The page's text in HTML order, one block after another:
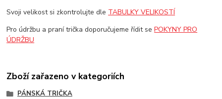
Svoji velikost si zkontrolujte dle TABULKY VELIKOSTÍ
Pro údržbu a praní trička doporučujeme řídit sePOKYNY PRO
ÚDRŽBU
Zboží zařazeno v kategoriích
PÁNSKÁ TRIČKA